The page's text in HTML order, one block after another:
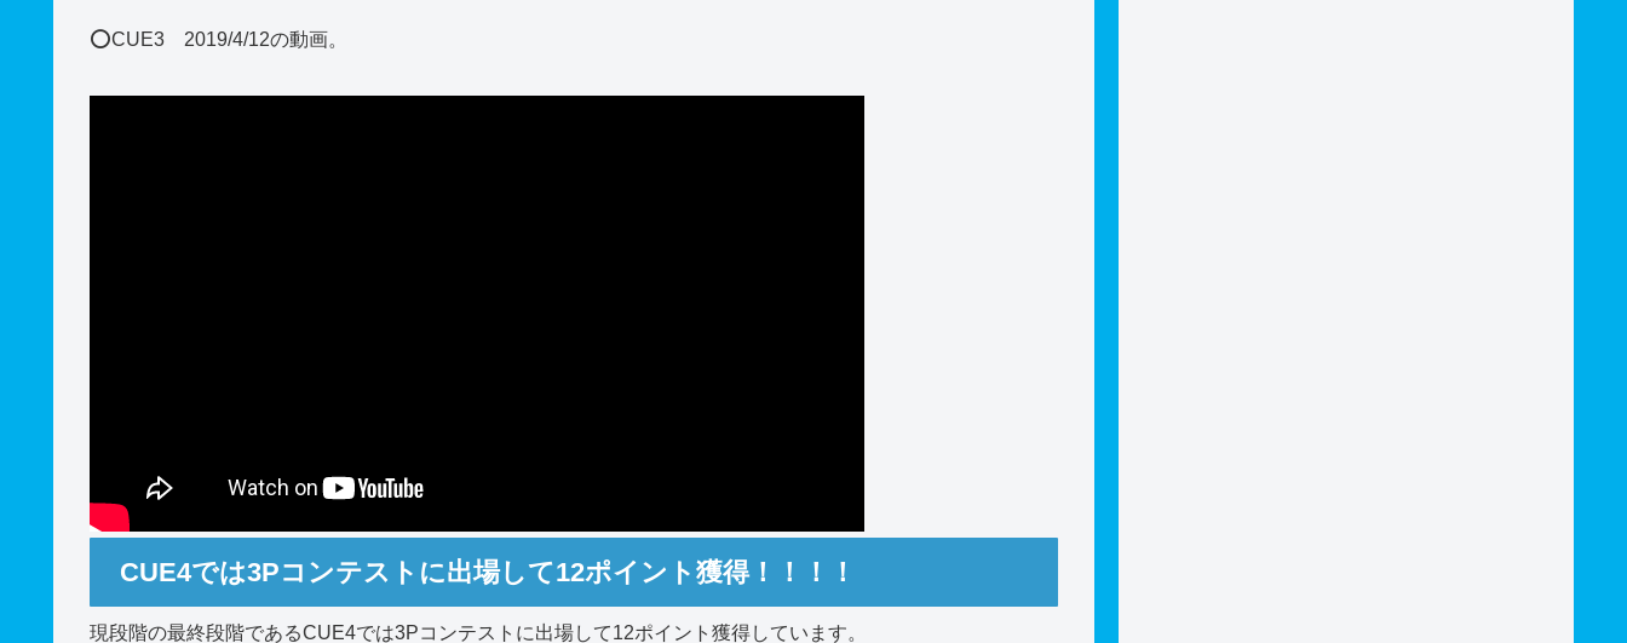
⭕️CUE3 2019/4/12の動画。
CUE4では3Pコンテストに出場して12ポイント獲得！！！！
現段階の最終段階であるCUE4では3Pコンテストに出場して12ポイント獲得しています。